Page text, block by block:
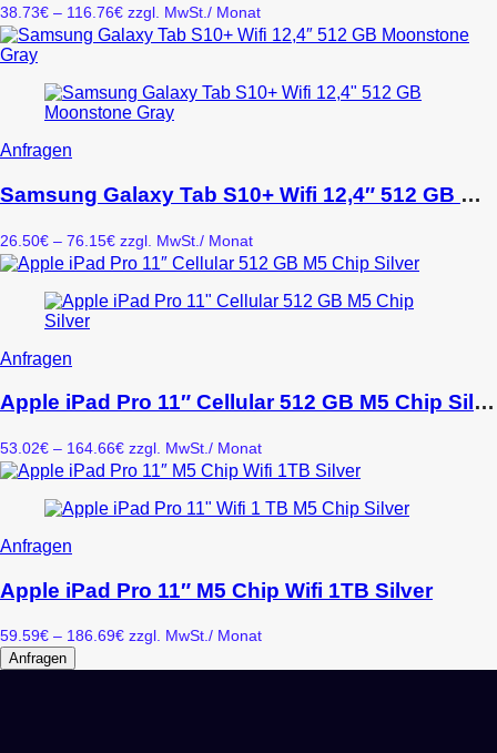
auf.
Die
können
auf
der
gewählt
38.73€ – 116.76€Preisspanne:
38.73€
zzgl. MwSt. / Monat
Anfragen
weist
mehrere
auf.
Die
können
auf
Produktseite
werden
Samsung Galaxy Tab S10+ Wifi 12,4″ 512 GB Moonstone Gray
26.50€ – 76.15€Preisspanne:
26.50€
bis
76.15€
zzgl. MwSt. / Monat
Anfragen
weist
mehrere
auf.
Die
Optionen
können
der
gewählt
Apple iPad Pro 11″ Cellular 512 GB M5 Chip Silver
53.02€ – 164.66€Preisspanne:
53.02€
164.66€
zzgl. MwSt. / Monat
Anfragen
weist
mehrere
auf.
Die
Apple iPad Pro 11″ M5 Chip Wifi 1TB Silver
59.59€ – 186.69€Preisspanne:
bis
zzgl. MwSt./ Monat
Anfragen